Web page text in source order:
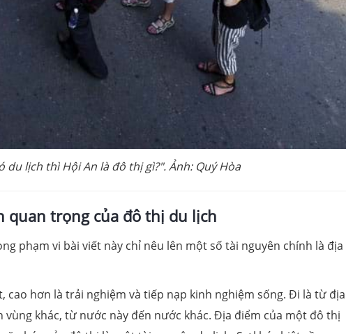
du lịch thì Hội An là đô thị gì?". Ảnh: Quý Hòa
quan trọng của đô thị du lịch
phạm vi bài viết này chỉ nêu lên một số tài nguyên chính là địa
cao hơn là trải nghiệm và tiếp nạp kinh nghiệm sống. Đi là từ địa
vùng khác, từ nước này đến nước khác. Địa điểm của một đô thị